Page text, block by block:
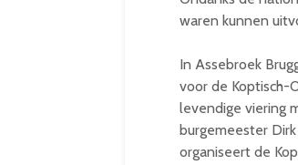
waren kunnen
In Assebroek
voor de Koptisch-
levendige viering
burgemeester
organiseert de